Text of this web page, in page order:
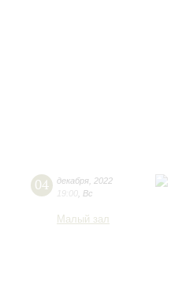
04 декабря 2022
19:00 Вс
Малый зал